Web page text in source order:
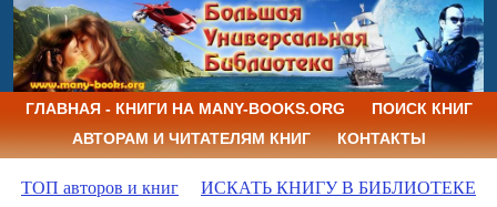
ГЛАВНАЯ - КНИГИ НА MANY-BOOKS.ORG
ПОИСК КНИГ
АВТОРАМ И ЧИТАТЕЛЯМ КНИГ
КОНТАКТЫ
ТОП авторов и книг ИСКАТЬ КНИГУ В БИБЛИОТЕКЕ